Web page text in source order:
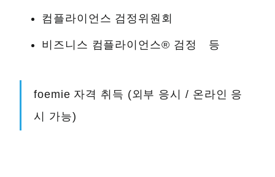
컴플라이언스 검정위원회
비즈니스 컴플라이언스® 검정 등
foemie 자격 취득 (외부 응시 / 온라인 응
시 가능)